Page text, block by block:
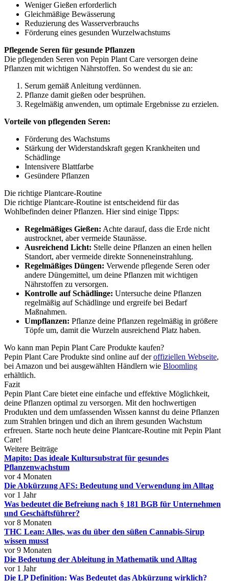
Weniger Gießen erforderlich
Gleichmäßige Bewässerung
Reduzierung des Wasserverbrauchs
Förderung eines gesunden Wurzelwachstums
Pflegende Seren für gesunde Pflanzen
Die pflegenden Seren von Pepin Plant Care versorgen deine
Pflanzen mit wichtigen Nährstoffen. So wendest du sie an:
Serum gemäß Anleitung verdünnen.
Pflanze damit gießen oder besprühen.
Regelmäßig anwenden, um optimale Ergebnisse zu erzielen.
Vorteile von pflegenden Seren:
Förderung des Wachstums
Stärkung der Widerstandskraft gegen Krankheiten und
Schädlinge
Intensivere Blattfarbe
Gesündere Pflanzen
Die richtige Plantcare-Routine
Die richtige Plantcare-Routine ist entscheidend für das
Wohlbefinden deiner Pflanzen. Hier sind einige Tipps:
Regelmäßiges Gießen: Achte darauf, dass die Erde nicht
austrocknet, aber vermeide Staunässe.
Ausreichend Licht: Stelle deine Pflanzen an einen hellen
Standort, aber vermeide direkte Sonneneinstrahlung.
Regelmäßiges Düngen: Verwende pflegende Seren oder
andere Düngemittel, um deine Pflanzen mit wichtigen
Nährstoffen zu versorgen.
Kontrolle auf Schädlinge: Untersuche deine Pflanzen
regelmäßig auf Schädlinge und ergreife bei Bedarf
Maßnahmen.
Umpflanzen: Pflanze deine Pflanzen regelmäßig in größere
Töpfe um, damit die Wurzeln ausreichend Platz haben.
Wo kann man Pepin Plant Care Produkte kaufen?
Pepin Plant Care Produkte sind online auf deroffiziellen Webseite,
bei Amazon und bei ausgewählten Händlern wie Bloomling
erhältlich.
Fazit
Pepin Plant Care bietet eine einfache und effektive Möglichkeit,
deine Pflanzen optimal zu versorgen. Mit den hochwertigen
Produkten und dem umfassenden Wissen kannst du deine Pflanzen
zum Strahlen bringen und dich an ihrem gesunden Wachstum
erfreuen. Starte noch heute deine Plantcare-Routine mit Pepin Plant
Care!
Weitere Beiträge
Mapito: Das ideale Kultursubstrat für gesundes
Pflanzenwachstum
vor 4 Monaten
Die Abkürzung AFS: Bedeutung und Verwendung im Alltag
vor 1 Jahr
Was bedeutet die Befreiung nach § 181 BGB für Unternehmen
und Geschäftsführer?
vor 8 Monaten
THC Lean: Alles, was du über den süßen Cannabis-Sirup
wissen musst
vor 9 Monaten
Die Bedeutung der Ableitung in Mathematik und Alltag
vor 1 Jahr
Die LP Definition: Was Bedeutet das Abkürzung wirklich?